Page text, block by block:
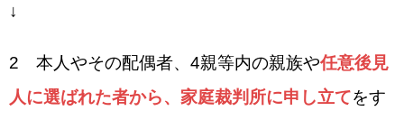
↓
2 本人やその配偶者、4親等内の親族や任意後見
人に選ばれた者から、家庭裁判所に申し立てをす